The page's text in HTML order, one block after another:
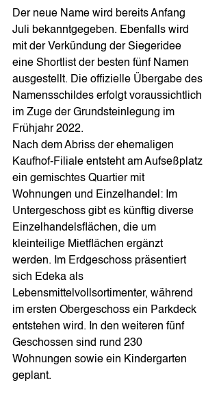
Der neue Name wird bereits Anfang
Juli bekanntgegeben. Ebenfalls wird
mit der Verkündung der Siegeridee
eine Shortlist der besten fünf Namen
ausgestellt. Die offizielle Übergabe des
Namensschildes erfolgt voraussichtlich
im Zuge der Grundsteinlegung im
Frühjahr 2022.
Nach dem Abriss der ehemaligen
Kaufhof-Filiale entsteht am Aufseßplatz
ein gemischtes Quartier mit
Wohnungen und Einzelhandel: Im
Untergeschoss gibt es künftig diverse
Einzelhandelsflächen, die um
kleinteilige Mietflächen ergänzt
werden. Im Erdgeschoss präsentiert
sich Edeka als
Lebensmittelvollsortimenter, während
im ersten Obergeschoss ein Parkdeck
entstehen wird. In den weiteren fünf
Geschossen sind rund 230
Wohnungen sowie ein Kindergarten
geplant.